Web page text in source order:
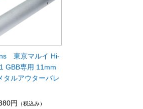
東京マルイ Hi-
GBB専用 11mm
タルアウターバレ
円
（税込み）